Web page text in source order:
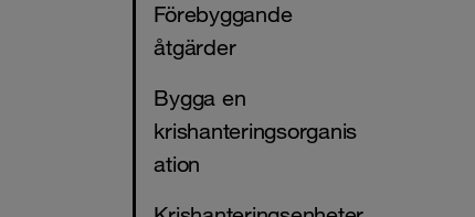
Förebyggande
åtgärder
Bygga en
krishanteringsorganis
ation